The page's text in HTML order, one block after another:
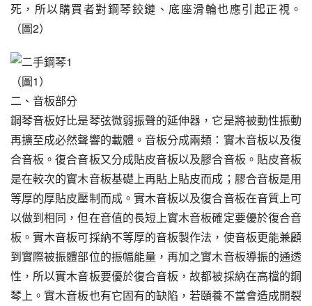
死，所以購買者對鋼琴鉸鏈、底座滑輪也應引起正視。
（圖2）
（圖1）
二、音板部分
鋼琴音板好比是琴弦微弱振聲的延伸器，它是將被動性振動
再擴至成必然聲響的載體。音板分成兩類：實木音板以及復
合音板。復合音板又分成貼皮音板以及膠合音板。貼皮音板
是在較次的實木音板基礎上再貼上貼皮而成；膠合音板是用
等厚的厚貼皮壓制而成。實木音板以及復合音板在音質上可
以做到相同，但在音值的長短上實木音板確定要優於復合音
板。實木音板可採納不等厚的音板製作法，使音板更能兼顧
到實際被振體部位的振幅能量，再加之實木音板導振的通透
性，所以實木音板要優於復合音板，故都被採納在高檔的鋼
琴上。實木音板也有它固有的缺陷，若頤養不當會造成開裂